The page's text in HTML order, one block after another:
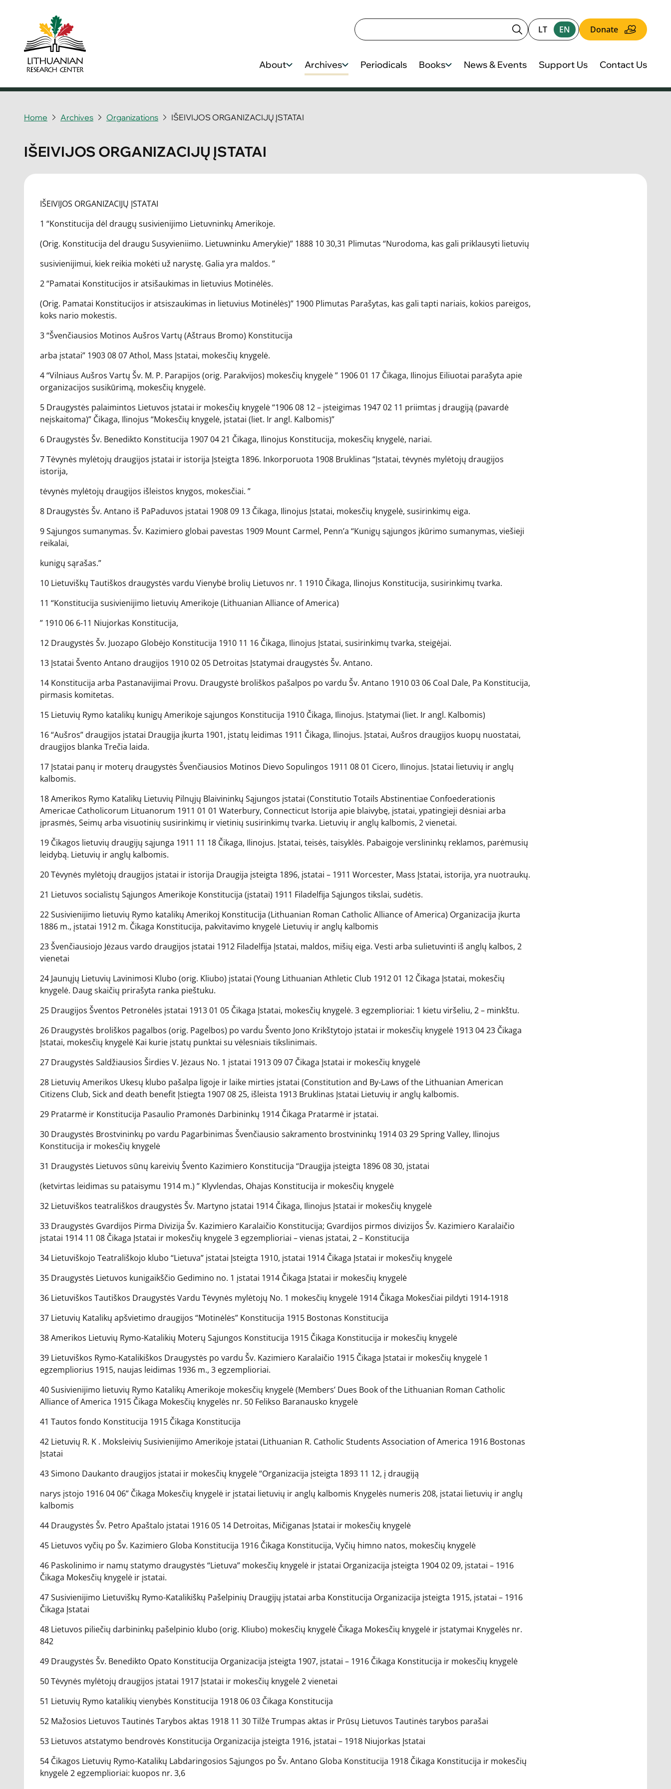
LT EN Donate
About Archives Periodicals Books News & Events Support Us Contact Us
Home Archives Organizations IŠEIVIJOS ORGANIZACIJŲ ĮSTATAI
IŠEIVIJOS ORGANIZACIJŲ ĮSTATAI
IŠEIVIJOS ORGANIZACIJŲ ĮSTATAI
1 “Konstitucija dėl draugų susivienijimo Lietuvninkų Amerikoje.
(Orig. Konstitucija del draugu Susyvieniimo. Lietuwninku Amerykie)” 1888 10 30,31 Plimutas “Nurodoma, kas gali priklausyti lietuvių
susivienijimui, kiek reikia mokėti už narystę. Galia yra maldos. ”
2 “Pamatai Konstitucijos ir atsišaukimas in lietuvius Motinėlės.
(Orig. Pamatai Konstitucijos ir atsiszaukimas in lietuvius Motinėlės)” 1900 Plimutas Parašytas, kas gali tapti nariais, kokios pareigos,
koks nario mokestis.
3 “Švenčiausios Motinos Aušros Vartų (Aštraus Bromo) Konstitucija
arba įstatai” 1903 08 07 Athol, Mass Įstatai, mokesčių knygelė.
4 “Vilniaus Aušros Vartų Šv. M. P. Parapijos (orig. Parakvijos) mokesčių knygelė ” 1906 01 17 Čikaga, Ilinojus Eiliuotai parašyta apie
organizacijos susikūrimą, mokesčių knygelė.
5 Draugystės palaimintos Lietuvos įstatai ir mokesčių knygelė “1906 08 12 – įsteigimas 1947 02 11 priimtas į draugiją (pavardė
neįskaitoma)” Čikaga, Ilinojus “Mokesčių knygelė, įstatai (liet. Ir angl. Kalbomis)”
6 Draugystės Šv. Benedikto Konstitucija 1907 04 21 Čikaga, Ilinojus Konstitucija, mokesčių knygelė, nariai.
7 Tėvynės mylėtojų draugijos įstatai ir istorija Įsteigta 1896. Inkorporuota 1908 Bruklinas “Įstatai, tėvynės mylėtojų draugijos
istorija,
tėvynės mylėtojų draugijos išleistos knygos, mokesčiai. ”
8 Draugystės Šv. Antano iš PaPaduvos įstatai 1908 09 13 Čikaga, Ilinojus Įstatai, mokesčių knygelė, susirinkimų eiga.
9 Sąjungos sumanymas. Šv. Kazimiero globai pavestas 1909 Mount Carmel, Penn’a “Kunigų sąjungos įkūrimo sumanymas, viešieji
reikalai,
kunigų sąrašas.”
10 Lietuviškų Tautiškos draugystės vardu Vienybė brolių Lietuvos nr. 1 1910 Čikaga, Ilinojus Konstitucija, susirinkimų tvarka.
11 “Konstitucija susivienijimo lietuvių Amerikoje (Lithuanian Alliance of America)
” 1910 06 6-11 Niujorkas Konstitucija,
12 Draugystės Šv. Juozapo Globėjo Konstitucija 1910 11 16 Čikaga, Ilinojus Įstatai, susirinkimų tvarka, steigėjai.
13 Įstatai Švento Antano draugijos 1910 02 05 Detroitas Įstatymai draugystės Šv. Antano.
14 Konstitucija arba Pastanavijimai Provu. Draugystė broliškos pašalpos po vardu Šv. Antano 1910 03 06 Coal Dale, Pa Konstitucija,
pirmasis komitetas.
15 Lietuvių Rymo katalikų kunigų Amerikoje sąjungos Konstitucija 1910 Čikaga, Ilinojus. Įstatymai (liet. Ir angl. Kalbomis)
16 “Aušros” draugijos įstatai Draugija įkurta 1901, įstatų leidimas 1911 Čikaga, Ilinojus. Įstatai, Aušros draugijos kuopų nuostatai,
draugijos blanka Trečia laida.
17 Įstatai panų ir moterų draugystės Švenčiausios Motinos Dievo Sopulingos 1911 08 01 Cicero, Ilinojus. Įstatai lietuvių ir anglų
kalbomis.
18 Amerikos Rymo Katalikų Lietuvių Pilnųjų Blaivininkų Sąjungos įstatai (Constitutio Totails Abstinentiae Confoederationis
Americae Catholicorum Lituanorum 1911 01 01 Waterbury, Connecticut Istorija apie blaivybę, įstatai, ypatingieji dėsniai arba
įprasmės, Seimų arba visuotinių susirinkimų ir vietinių susirinkimų tvarka. Lietuvių ir anglų kalbomis, 2 vienetai.
19 Čikagos lietuvių draugijų sąjunga 1911 11 18 Čikaga, Ilinojus. Įstatai, teisės, taisyklės. Pabaigoje verslininkų reklamos, parėmusių
leidybą. Lietuvių ir anglų kalbomis.
20 Tėvynės mylėtojų draugijos įstatai ir istorija Draugija įsteigta 1896, įstatai – 1911 Worcester, Mass Įstatai, istorija, yra nuotraukų.
21 Lietuvos socialistų Sąjungos Amerikoje Konstitucija (įstatai) 1911 Filadelfija Sąjungos tikslai, sudėtis.
22 Susivienijimo lietuvių Rymo katalikų Amerikoj Konstitucija (Lithuanian Roman Catholic Alliance of America) Organizacija įkurta
1886 m., įstatai 1912 m. Čikaga Konstitucija, pakvitavimo knygelė Lietuvių ir anglų kalbomis
23 Švenčiausiojo Jėzaus vardo draugijos įstatai 1912 Filadelfija Įstatai, maldos, mišių eiga. Vesti arba sulietuvinti iš anglų kalbos, 2
vienetai
24 Jaunųjų Lietuvių Lavinimosi Klubo (orig. Kliubo) įstatai (Young Lithuanian Athletic Club 1912 01 12 Čikaga Įstatai, mokesčių
knygelė. Daug skaičių prirašyta ranka pieštuku.
25 Draugijos Šventos Petronėlės įstatai 1913 01 05 Čikaga Įstatai, mokesčių knygelė. 3 egzemplioriai: 1 kietu viršeliu, 2 – minkštu.
26 Draugystės broliškos pagalbos (orig. Pagelbos) po vardu Švento Jono Krikštytojo įstatai ir mokesčių knygelė 1913 04 23 Čikaga
Įstatai, mokesčių knygelė Kai kurie įstatų punktai su vėlesniais tikslinimais.
27 Draugystės Saldžiausios Širdies V. Jėzaus No. 1 įstatai 1913 09 07 Čikaga Įstatai ir mokesčių knygelė
28 Lietuvių Amerikos Ukesų klubo pašalpa ligoje ir laike mirties įstatai (Constitution and By-Laws of the Lithuanian American
Citizens Club, Sick and death benefit Įstiegta 1907 08 25, išleista 1913 Bruklinas Įstatai Lietuvių ir anglų kalbomis.
29 Pratarmė ir Konstitucija Pasaulio Pramonės Darbininkų 1914 Čikaga Pratarmė ir įstatai.
30 Draugystės Brostvininkų po vardu Pagarbinimas Švenčiausio sakramento brostvininkų 1914 03 29 Spring Valley, Ilinojus
Konstitucija ir mokesčių knygelė
31 Draugystės Lietuvos sūnų kareivių Švento Kazimiero Konstitucija “Draugija įsteigta 1896 08 30, įstatai
(ketvirtas leidimas su pataisymu 1914 m.) ” Klyvlendas, Ohajas Konstitucija ir mokesčių knygelė
32 Lietuviškos teatrališkos draugystės Šv. Martyno įstatai 1914 Čikaga, Ilinojus Įstatai ir mokesčių knygelė
33 Draugystės Gvardijos Pirma Divizija Šv. Kazimiero Karalaičio Konstitucija; Gvardijos pirmos divizijos Šv. Kazimiero Karalaičio
įstatai 1914 11 08 Čikaga Įstatai ir mokesčių knygelė 3 egzemplioriai – vienas įstatai, 2 – Konstitucija
34 Lietuviškojo Teatrališkojo klubo “Lietuva” įstatai Įsteigta 1910, įstatai 1914 Čikaga Įstatai ir mokesčių knygelė
35 Draugystės Lietuvos kunigaikščio Gedimino no. 1 įstatai 1914 Čikaga Įstatai ir mokesčių knygelė
36 Lietuviškos Tautiškos Draugystės Vardu Tėvynės mylėtojų No. 1 mokesčių knygelė 1914 Čikaga Mokesčiai pildyti 1914-1918
37 Lietuvių Katalikų apšvietimo draugijos “Motinėlės” Konstitucija 1915 Bostonas Konstitucija
38 Amerikos Lietuvių Rymo-Katalikių Moterų Sąjungos Konstitucija 1915 Čikaga Konstitucija ir mokesčių knygelė
39 Lietuviškos Rymo-Katalikiškos Draugystės po vardu Šv. Kazimiero Karalaičio 1915 Čikaga Įstatai ir mokesčių knygelė 1
egzempliorius 1915, naujas leidimas 1936 m., 3 egzemplioriai.
40 Susivienijimo lietuvių Rymo Katalikų Amerikoje mokesčių knygelė (Members’ Dues Book of the Lithuanian Roman Catholic
Alliance of America 1915 Čikaga Mokesčių knygelės nr. 50 Felikso Baranausko knygelė
41 Tautos fondo Konstitucija 1915 Čikaga Konstitucija
42 Lietuvių R. K . Moksleivių Susivienijimo Amerikoje įstatai (Lithuanian R. Catholic Students Association of America 1916 Bostonas
Įstatai
43 Simono Daukanto draugijos įstatai ir mokesčių knygelė “Organizacija įsteigta 1893 11 12, į draugiją
narys įstojo 1916 04 06” Čikaga Mokesčių knygelė ir įstatai lietuvių ir anglų kalbomis Knygelės numeris 208, įstatai lietuvių ir anglų
kalbomis
44 Draugystės Šv. Petro Apaštalo įstatai 1916 05 14 Detroitas, Mičiganas Įstatai ir mokesčių knygelė
45 Lietuvos vyčių po Šv. Kazimiero Globa Konstitucija 1916 Čikaga Konstitucija, Vyčių himno natos, mokesčių knygelė
46 Paskolinimo ir namų statymo draugystės “Lietuva” mokesčių knygelė ir įstatai Organizacija įsteigta 1904 02 09, įstatai – 1916
Čikaga Mokesčių knygelė ir įstatai.
47 Susivienijimo Lietuviškų Rymo-Katalikiškų Pašelpinių Draugijų įstatai arba Konstitucija Organizacija įsteigta 1915, įstatai – 1916
Čikaga Įstatai
48 Lietuvos piliečių darbininkų pašelpinio klubo (orig. Kliubo) mokesčių knygelė Čikaga Mokesčių knygelė ir įstatymai Knygelės nr.
842
49 Draugystės Šv. Benedikto Opato Konstitucija Organizacija įsteigta 1907, įstatai – 1916 Čikaga Konstitucija ir mokesčių knygelė
50 Tėvynės mylėtojų draugijos įstatai 1917 Įstatai ir mokesčių knygelė 2 vienetai
51 Lietuvių Rymo katalikių vienybės Konstitucija 1918 06 03 Čikaga Konstitucija
52 Mažosios Lietuvos Tautinės Tarybos aktas 1918 11 30 Tilžė Trumpas aktas ir Prūsų Lietuvos Tautinės tarybos parašai
53 Lietuvos atstatymo bendrovės Konstitucija Organizacija įsteigta 1916, įstatai – 1918 Niujorkas Įstatai
54 Čikagos Lietuvių Rymo-Katalikų Labdaringosios Sąjungos po Šv. Antano Globa Konstitucija 1918 Čikaga Konstitucija ir mokesčių
knygelė 2 egzemplioriai: kuopos nr. 3,6